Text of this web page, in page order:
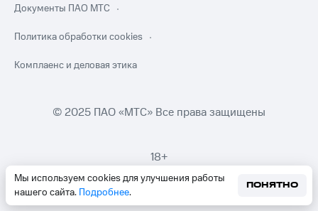
Мы используем cookies для улучшения работы
нашего сайта. Подробнее.
ПОНЯТНО
Документы ПАО МТС
Политика обработки cookies
Комплаенс и деловая этика
© 2025 ПАО «МТС» Все права защищены
18+